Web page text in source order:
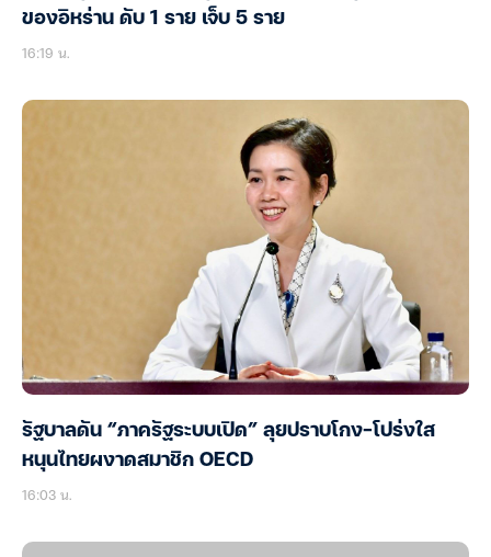
ของอิหร่าน ดับ 1 ราย เจ็บ 5 ราย
16:19 น.
รัฐบาลดัน “ภาครัฐระบบเปิด” ลุยปราบโกง-โปร่งใส
หนุนไทยผงาดสมาชิก OECD
16:03 น.